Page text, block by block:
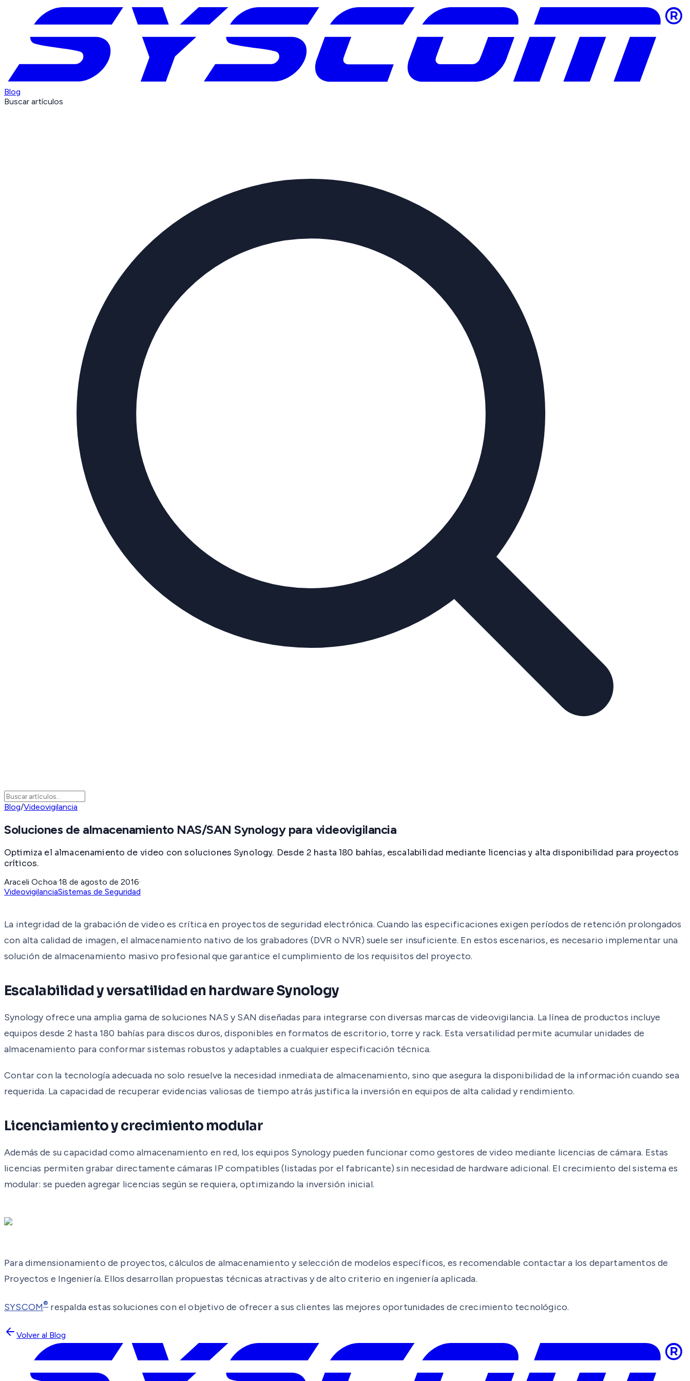
Blog
Buscar artículos
Blog/Videovigilancia
Soluciones de almacenamiento NAS/SAN Synology para videovigilancia
Optimiza el almacenamiento de video con soluciones Synology. Desde 2 hasta 180 bahías, escalabilidad mediante licencias y alta disponibilidad para proyectos
críticos.
Araceli Ochoa·18 de agosto de 2016·
VideovigilanciaSistemas de Seguridad
La integridad de la grabación de video es crítica en proyectos de seguridad electrónica. Cuando las especificaciones exigen períodos de retención prolongados
con alta calidad de imagen, el almacenamiento nativo de los grabadores (DVR o NVR) suele ser insuficiente. En estos escenarios, es necesario implementar una
solución de almacenamiento masivo profesional que garantice el cumplimiento de los requisitos del proyecto.
Escalabilidad y versatilidad en hardware Synology
Synology ofrece una amplia gama de soluciones NAS y SAN diseñadas para integrarse con diversas marcas de videovigilancia. La línea de productos incluye
equipos desde 2 hasta 180 bahías para discos duros, disponibles en formatos de escritorio, torre y rack. Esta versatilidad permite acumular unidades de
almacenamiento para conformar sistemas robustos y adaptables a cualquier especificación técnica.
Contar con la tecnología adecuada no solo resuelve la necesidad inmediata de almacenamiento, sino que asegura la disponibilidad de la información cuando sea
requerida. La capacidad de recuperar evidencias valiosas de tiempo atrás justifica la inversión en equipos de alta calidad y rendimiento.
Licenciamiento y crecimiento modular
Además de su capacidad como almacenamiento en red, los equipos Synology pueden funcionar como gestores de video mediante licencias de cámara. Estas
licencias permiten grabar directamente cámaras IP compatibles (listadas por el fabricante) sin necesidad de hardware adicional. El crecimiento del sistema es
modular: se pueden agregar licencias según se requiera, optimizando la inversión inicial.
Para dimensionamiento de proyectos, cálculos de almacenamiento y selección de modelos específicos, es recomendable contactar a los departamentos de
Proyectos e Ingeniería. Ellos desarrollan propuestas técnicas atractivas y de alto criterio en ingeniería aplicada.
SYSCOM®respalda estas soluciones con el objetivo de ofrecer a sus clientes las mejores oportunidades de crecimiento tecnológico.
Volver al Blog